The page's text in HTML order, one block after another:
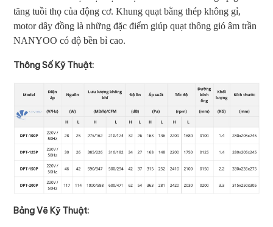
tăng tuồi thọ của động cơ. Khung quạt bằng thép không gỉ,
motor dây đồng là những đặc điểm giúp quạt thông gió âm trần
NANYOO có độ bền bỉ cao.
Thông Số Kỹ Thuật:
Bảng Vẽ Kỹ Thuật: